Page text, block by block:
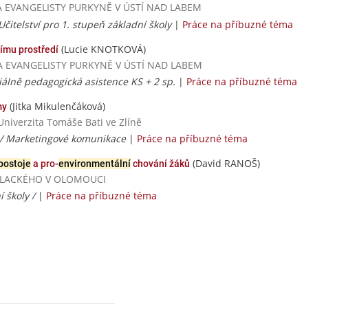
PURKYNĚ V ÚSTÍ NAD LABEM
pro 1. stupeň základní školy| Práce na příbuzné téma
prostředí (Lucie KNOTKOVÁ)
PURKYNĚ V ÚSTÍ NAD LABEM
pedagogická asistence KS + 2 sp. | Práce na příbuzné téma
(Jitka Mikulenčáková)
Tomáše Bati ve Zlíně
komunikace| Práce na příbuzné téma
a pro-environmentálníchování žáků (David RANOŠ)
V OLOMOUCI
školy / | Práce na příbuzné téma